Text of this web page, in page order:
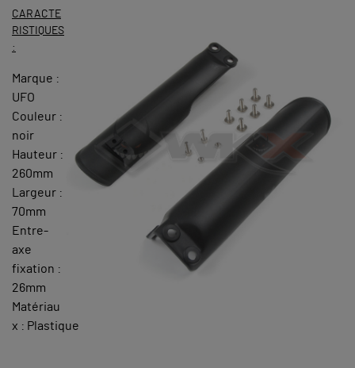
CARACTE
RISTIQUES
:
Marque :
UFO
Couleur :
noir
Hauteur :
260mm
Largeur :
70mm
Entre-
axe
fixation :
26mm
Matériau
x : Plastique